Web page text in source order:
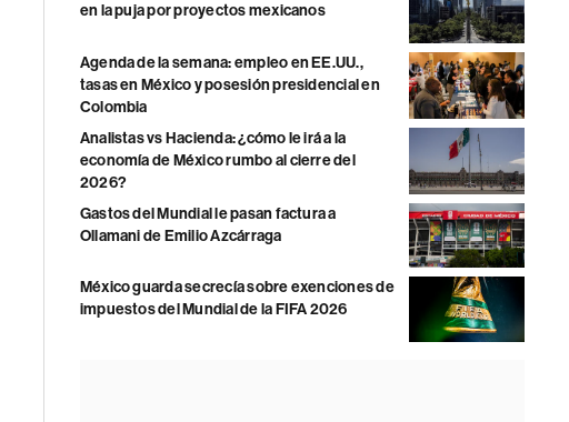
en la puja por proyectos mexicanos
Agenda de la semana: empleo en EE.UU.,
tasas en México y posesión presidencial en
Colombia
Analistas vs Hacienda: ¿cómo le irá a la
economía de México rumbo al cierre del
2026?
Gastos del Mundial le pasan factura a
Ollamani de Emilio Azcárraga
México guarda secrecía sobre exenciones de
impuestos del Mundial de la FIFA 2026